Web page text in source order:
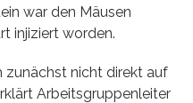
war den Mäusen
injiziert worden.
zunächst nicht direkt auf
Arbeitsgruppenleiter